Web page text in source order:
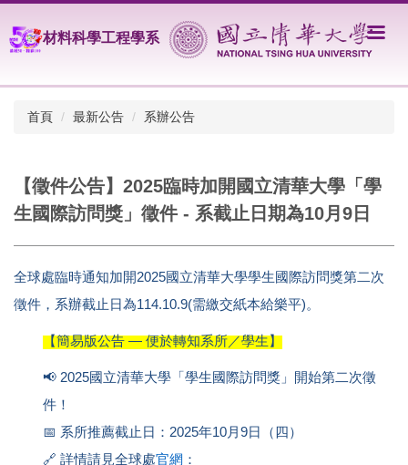
到
主
內
材料科學工程學系
首頁 最新公告 系辦公告
【徵件公告】2025臨時加開國立清華大學「學
生國際訪問獎」徵件 - 系截止日期為10月9日
全球處臨時通知加開2025國立清華大學學生國際訪問獎第二次
徵件，系辦截止日為114.10.9(需繳交紙本給樂平)。
【簡易版公告 — 便於轉知系所／學生】
📢 2025國立清華大學「學生國際訪問獎」開始第二次徵
件！
📅 系所推薦截止日： 2025年10月 9日（四）
🔗 詳情請見全球處官網 ：